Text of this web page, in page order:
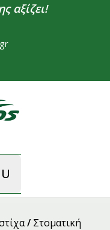
αξίζει!
/ Στοματική